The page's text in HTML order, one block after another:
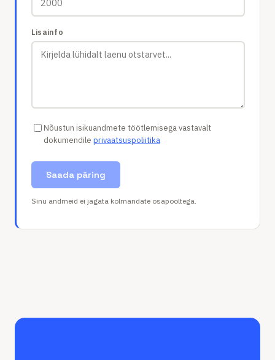
Lisainfo
Nõustun isikuandmete töötlemisega vastavalt
dokumendile privaatsuspoliitika
Saada päring
Sinu andmeid ei jagata kolmandate osapooltega.